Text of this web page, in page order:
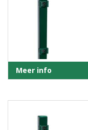
Meer info